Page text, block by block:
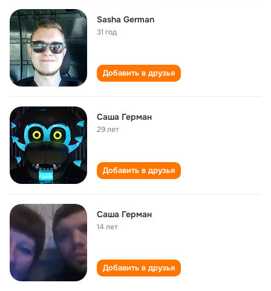
Sasha German
31 год
Добавить в друзья
Саша Герман
29 лет
Добавить в друзья
Саша Герман
14 лет
Добавить в друзья